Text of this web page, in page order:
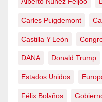
Alberto Núñez Feijóo
Carles Puigdemont
Castilla Y León
DANA Donald Trump
Estados Unidos
Félix Bolaños